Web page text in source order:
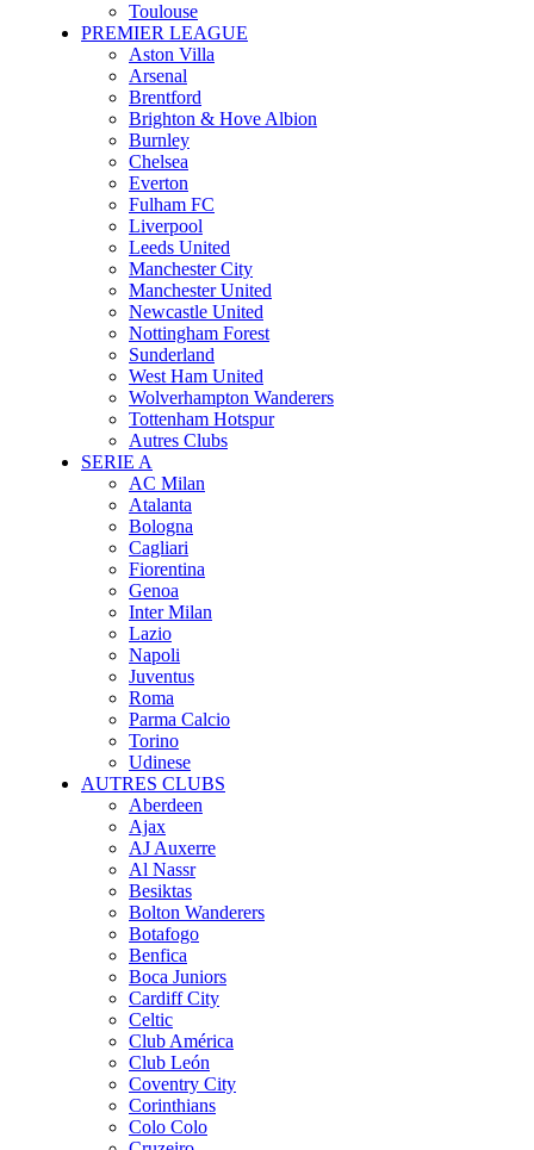
Toulouse
PREMIER LEAGUE
Aston Villa
Arsenal
Brentford
Brighton & Hove Albion
Burnley
Chelsea
Everton
Fulham FC
Liverpool
Leeds United
Manchester City
Manchester United
Newcastle United
Nottingham Forest
Sunderland
West Ham United
Wolverhampton Wanderers
Tottenham Hotspur
Autres Clubs
SERIE A
AC Milan
Atalanta
Bologna
Cagliari
Fiorentina
Genoa
Inter Milan
Lazio
Napoli
Juventus
Roma
Parma Calcio
Torino
Udinese
AUTRES CLUBS
Aberdeen
Ajax
AJ Auxerre
Al Nassr
Besiktas
Bolton Wanderers
Botafogo
Benfica
Boca Juniors
Cardiff City
Celtic
Club América
Club León
Coventry City
Corinthians
Colo Colo